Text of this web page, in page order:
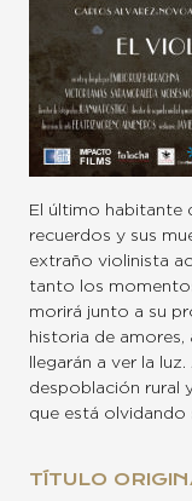
El último habitante
recuerdos y sus
extraño violinista
tanto los
morirá junto a su
historia de
llegarán a ver la
despoblación rural
que está olvidando
TÍTULO